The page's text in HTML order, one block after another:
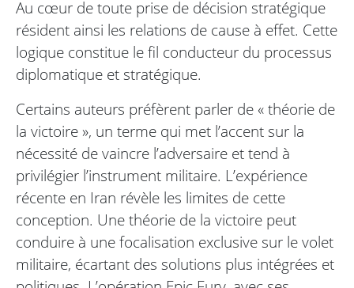
Au cœur de toute prise de décision stratégique
résident ainsi les relations de cause à effet. Cette
logique constitue le fil conducteur du processus
diplomatique et stratégique.
Certains auteurs préfèrent parler de « théorie de
la victoire », un terme qui met l’accent sur la
nécessité de vaincre l’adversaire et tend à
privilégier l’instrument militaire. L’expérience
récente en Iran révèle les limites de cette
conception. Une théorie de la victoire peut
conduire à une focalisation exclusive sur le volet
militaire, écartant des solutions plus intégrées et